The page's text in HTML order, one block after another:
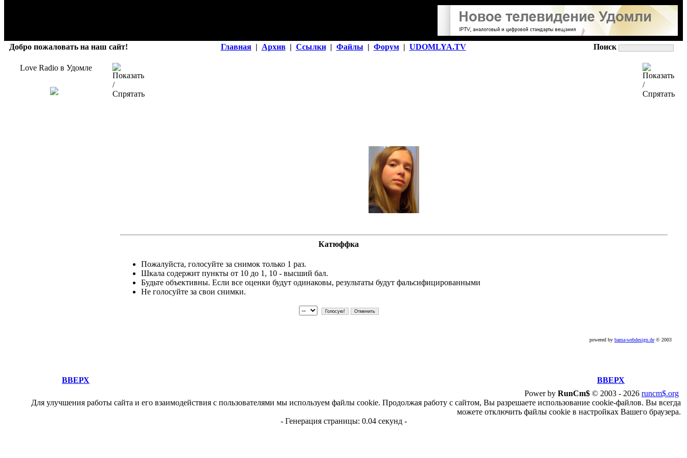
Добро пожаловать на наш сайт! Главная | Архив | Ссылки | Файлы | Форум | UDOMLYA.TV Поиск
Love Radio в Удомле
Катюффка
Пожалуйста, голосуйте за снимок только 1 раз.
Шкала содержит пункты от 10 до 1, 10 - высший бал.
Будьте объективны. Если все оценки будут одинаковы, результаты будут фальсифицированными
Не голосуйте за свои снимки.
powered by bama-webdesign.de © 2003
ВВЕРХ
ВВЕРХ
Power by RunCm$ © 2003 - 2026 runcm$.org
Для улучшения работы сайта и его взаимодействия с пользователями мы используем файлы cookie. Продолжая работу с сайтом, Вы разрешаете использование cookie-файлов. Вы всегда
можете отключить файлы cookie в настройках Вашего браузера.
- Генерация страницы: 0.04 секунд -